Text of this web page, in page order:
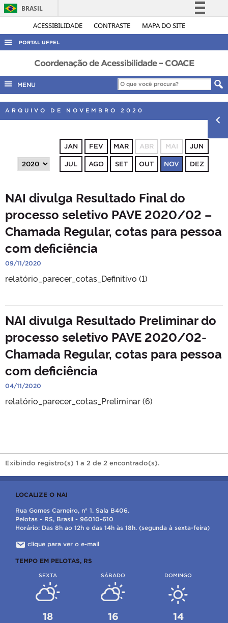
ACESSIBILIDADE CONTRASTE MAPA DO SITE
BRASIL
Simplifique!
Legislação
Canais
PORTAL UFPEL
ACESSO À INFORMAÇÃO
AUDITORIA
COBALTO
CONCURSOS
OUVIDORIA
TELEFONES
Coordenação de Acessibilidade – COACE
MENU
ARQUIVO DE NOVEMBRO 2020
JAN FEV MAR ABR MAI JUN
JUL AGO SET OUT NOV DEZ
NAI divulga Resultado Final do
processo seletivo PAVE 2020/02 –
Chamada Regular, cotas para pessoa
com deficiência
09/11/2020
relatório_parecer_cotas_Definitivo (1)
NAI divulga Resultado Preliminar do
processo seletivo PAVE 2020/02-
Chamada Regular, cotas para pessoa
com deficiência
04/11/2020
relatório_parecer_cotas_Preliminar (6)
Exibindo registro(s) 1 a 2 de 2 encontrado(s).
LOCALIZE O NAI
Rua Gomes Carneiro, nº 1. Sala B406.
Pelotas - RS, Brasil - 96010-610
Horário: Das 8h ao 12h e das 14h às 18h. (segunda à sexta-feira)
clique para ver o e-mail
TEMPO EM PELOTAS, RS
SEXTA
18
SÁBADO
16
DOMINGO
14